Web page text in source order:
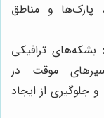
پارک‌ها و مناطق
بشکه‌های ترافیکی
موقت در
جلوگیری از ایجاد